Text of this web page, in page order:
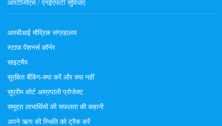
आरटीजीएस / एनईएफटी सुविधाएं
आरबीआई मौद्रिक संग्रहालय
स्टाफ पेंशनर्स कॉर्नर
साइटमैप
सुरक्षित बैंकिंग-क्या करें और क्या नहीं
सुप्रीम कोर्ट आम्रपाली प्रोजेक्ट
समुद्रा लाभार्थियों की सफलता की कहानी
अपने ऋण की स्थिति को ट्रैक करें